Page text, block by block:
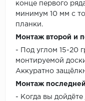
конце первого
минимум 10 мм с
планки.
Монтаж второй и
- Под углом 15-20
монтируемой
Аккуратно
Монтаж
- Когда вы